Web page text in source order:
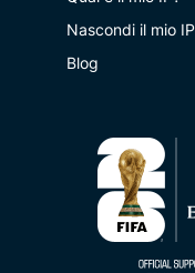
Nascondi il mio IP
Blog